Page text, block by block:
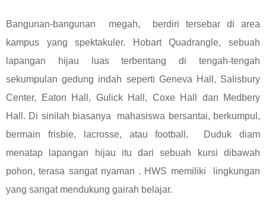
Bangunan-bangunan megah, berdiri tersebar di area
kampus yang spektakuler. Hobart Quadrangle, sebuah
lapangan hijau luas terbentang di tengah-tengah
sekumpulan gedung indah seperti Geneva Hall, Salisbury
Center, Eaton Hall, Gulick Hall, Coxe Hall dan Medbery
Hall. Di sinilah biasanya mahasiswa bersantai, berkumpul,
bermain frisbie, lacrosse, atau football. Duduk diam
menatap lapangan hijau itu dari sebuah kursi dibawah
pohon, terasa sangat nyaman . HWS memiliki lingkungan
yang sangat mendukung gairah belajar.